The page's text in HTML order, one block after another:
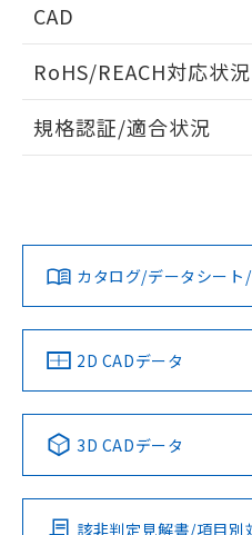
CAD
ドすることができます。
ログイン
ダウンロードデータをご利用
みください。
ソフトウェアの使用条件
RoHS/REACH対応状況
EU RoHS 注意事項・凡例
対応済み
中国 RoHS 注意事項・凡例
Pb Hg
規格認証/適合状況
LR型式承認
（イギリス
船舶規格）
DNV型式承認
（ノルウェー
No No
この製品
その他の認証はこち
カタログ/データシート
2D CADデータ
3D CADデータ
該非判定見解書/項目別